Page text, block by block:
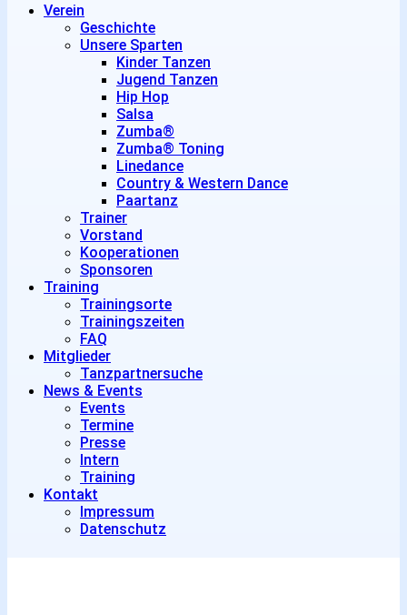
Verein
Geschichte
Unsere Sparten
Kinder Tanzen
Jugend Tanzen
Hip Hop
Salsa
Zumba®
Zumba® Toning
Linedance
Country & Western Dance
Paartanz
Trainer
Vorstand
Kooperationen
Sponsoren
Training
Trainingsorte
Trainingszeiten
FAQ
Mitglieder
Tanzpartnersuche
News & Events
Events
Termine
Presse
Intern
Training
Kontakt
Impressum
Datenschutz